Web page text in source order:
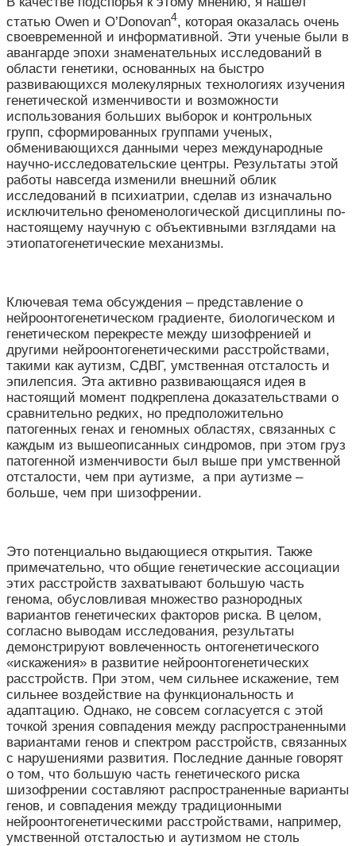
статью Owen и O’Donovan4, которая оказалась очень
своевременной и информативной. Эти ученые были в
авангарде эпохи знаменательных исследований в
области генетики, основанных на быстро
развивающихся молекулярных технологиях изучения
генетической изменчивости и возможности
использования больших выборок и контрольных
групп, сформированных группами ученых,
обменивающихся данными через международные
научно-исследовательские центры. Результаты этой
работы навсегда изменили внешний облик
исследований в психиатрии, сделав из изначально
исключительно феноменологической дисциплины по-
настоящему научную с объективными взглядами на
этиопатогенетические механизмы.
Ключевая тема обсуждения – представление о
нейроонтогенетическом градиенте, биологическом и
генетическом перекресте между шизофренией и
другими нейроонтогенетическими расстройствами,
такими как аутизм, СДВГ, умственная отсталость и
эпилепсия. Эта активно развивающаяся идея в
настоящий момент подкреплена доказательствами о
сравнительно редких, но предположительно
патогенных генах и геномных областях, связанных с
каждым из вышеописанных синдромов, при этом груз
патогенной изменчивости был выше при умственной
отсталости, чем при аутизме, а при аутизме –
больше, чем при шизофрении.
Это потенциально выдающиеся открытия. Также
примечательно, что общие генетические ассоциации
этих расстройств захватывают большую часть
генома, обусловливая множество разнородных
вариантов генетических факторов риска. В целом,
согласно выводам исследования, результаты
демонстрируют вовлеченность онтогенетического
«искажения» в развитие нейроонтогенетических
расстройств. При этом, чем сильнее искажение, тем
сильнее воздействие на функциональность и
адаптацию. Однако, не совсем согласуется с этой
точкой зрения совпадения между распространенными
вариантами генов и спектром расстройств, связанных
с нарушениями развития. Последние данные говорят
о том, что большую часть генетического риска
шизофрении составляют распространенные варианты
генов, и совпадения между традиционными
нейроонтогенетическими расстройствами, например,
умственной отсталостью и аутизмом не столь